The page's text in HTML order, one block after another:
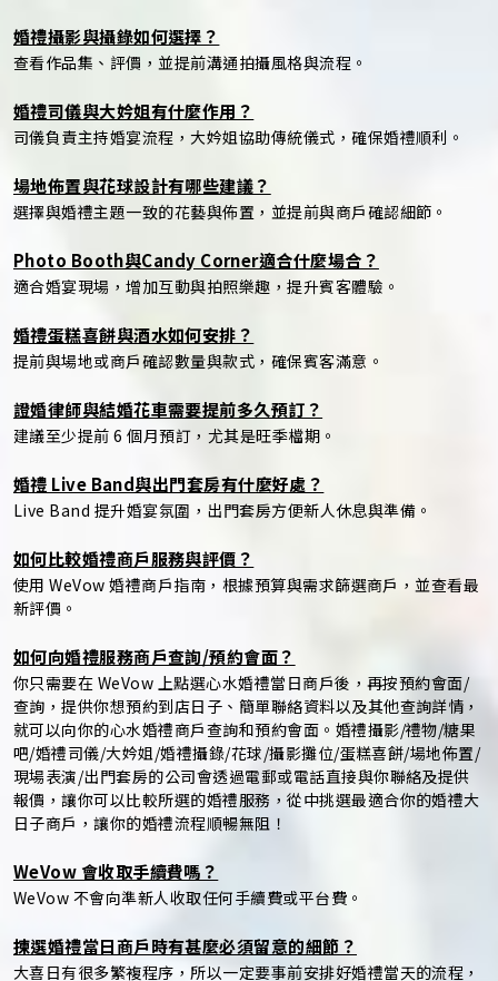
婚禮攝影與攝錄如何選擇？
查看作品集、評價，並提前溝通拍攝風格與流程。
婚禮司儀與大妗姐有什麼作用？
司儀負責主持婚宴流程，大妗姐協助傳統儀式，確保婚禮順利。
場地佈置與花球設計有哪些建議？
選擇與婚禮主題一致的花藝與佈置，並提前與商戶確認細節。
Photo Booth與Candy Corner適合什麼場合？
適合婚宴現場，增加互動與拍照樂趣，提升賓客體驗。
婚禮蛋糕喜餅與酒水如何安排？
提前與場地或商戶確認數量與款式，確保賓客滿意。
證婚律師與結婚花車需要提前多久預訂？
建議至少提前 6 個月預訂，尤其是旺季檔期。
婚禮 Live Band與出門套房有什麼好處？
Live Band 提升婚宴氛圍，出門套房方便新人休息與準備。
如何比較婚禮商戶服務與評價？
使用 WeVow 婚禮商戶指南，根據預算與需求篩選商戶，並查看最
新評價。
如何向婚禮服務商戶查詢/預約會面？
你只需要在 WeVow 上點選心水婚禮當日商戶後，再按預約會面/
查詢，提供你想預約到店日子、簡單聯絡資料以及其他查詢詳情，
就可以向你的心水婚禮商戶查詢和預約會面。婚禮攝影/禮物/糖果
吧/婚禮司儀/大妗姐/婚禮攝錄/花球/攝影攤位/蛋糕喜餅/場地佈置/
現場表演/出門套房的公司會透過電郵或電話直接與你聯絡及提供
報價，讓你可以比較所選的婚禮服務，從中挑選最適合你的婚禮大
日子商戶，讓你的婚禮流程順暢無阻！
WeVow 會收取手續費嗎？
WeVow 不會向準新人收取任何手續費或平台費。
揀選婚禮當日商戶時有甚麼必須留意的細節？
大喜日有很多繁複程序，所以一定要事前安排好婚禮當天的流程，